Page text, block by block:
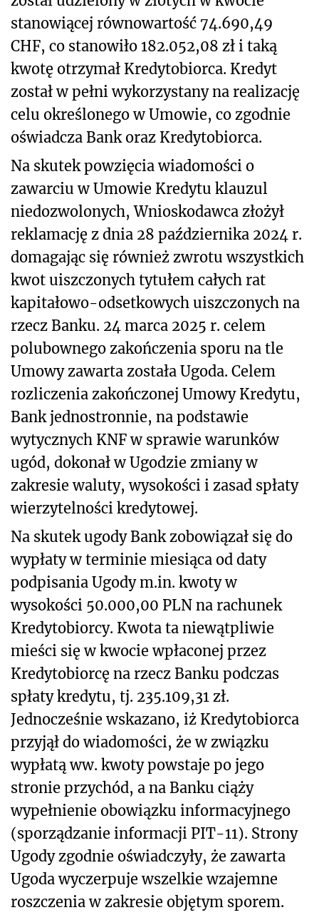
stanowiącej równowartość 74.690,49
CHF, co stanowiło 182.052,08 zł i taką
kwotę otrzymał Kredytobiorca. Kredyt
został w pełni wykorzystany na realizację
celu określonego w Umowie, co zgodnie
oświadcza Bank oraz Kredytobiorca.
Na skutek powzięcia wiadomości o
zawarciu w Umowie Kredytu klauzul
niedozwolonych, Wnioskodawca złożył
reklamację z dnia 28 października 2024 r.
domagając się również zwrotu wszystkich
kwot uiszczonych tytułem całych rat
kapitałowo-odsetkowych uiszczonych na
rzecz Banku. 24 marca 2025 r. celem
polubownego zakończenia sporu na tle
Umowy zawarta została Ugoda. Celem
rozliczenia zakończonej Umowy Kredytu,
Bank jednostronnie, na podstawie
wytycznych KNF w sprawie warunków
ugód, dokonał w Ugodzie zmiany w
zakresie waluty, wysokości i zasad spłaty
wierzytelności kredytowej.
Na skutek ugody Bank zobowiązał się do
wypłaty w terminie miesiąca od daty
podpisania Ugody m.in. kwoty w
wysokości 50.000,00 PLN na rachunek
Kredytobiorcy. Kwota ta niewątpliwie
mieści się w kwocie wpłaconej przez
Kredytobiorcę na rzecz Banku podczas
spłaty kredytu, tj. 235.109,31 zł.
Jednocześnie wskazano, iż Kredytobiorca
przyjął do wiadomości, że w związku
wypłatą ww. kwoty powstaje po jego
stronie przychód, a na Banku ciąży
wypełnienie obowiązku informacyjnego
(sporządzanie informacji PIT-11). Strony
Ugody zgodnie oświadczyły, że zawarta
Ugoda wyczerpuje wszelkie wzajemne
roszczenia w zakresie objętym sporem.